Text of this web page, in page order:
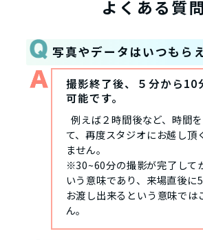
よくある質問
写真やデータはいつもら
撮影終了後、５分から10
可能です。
例えば２時間後など、時間
て、再度スタジオにお越し頂
ません。
※30~60分の撮影が完了して
いう意味であり、来場直後に
お渡し出来るという意味では
ん。